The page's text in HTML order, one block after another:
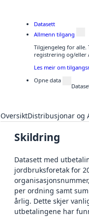
Datasett
Allmenn tilgang
Tilgjengeleg for alle.
registrering og/eller
Les meir om
Opne data
OversiktDistribusjonar og
Skildring
Datasett med
jordbruksforetak for
per ordning samt
årlig. Dette skjer
utbetalingene har